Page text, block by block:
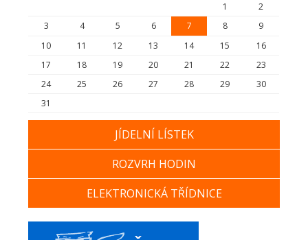
1
2
3
4 5 6 7 8
9
10
11 12 13 14 15
16
17
18 19 20 21 22
23
24
25 26 27 28 29
30
31
JÍDELNÍ LÍSTEK
ROZVRH HODIN
ELEKTRONICKÁ TŘÍDNICE